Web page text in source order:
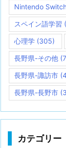
Nintendo
スペイン語学習
心理学 (305)
長野県-その他
長野県-諏訪市
長野県-長野市
カテゴリー